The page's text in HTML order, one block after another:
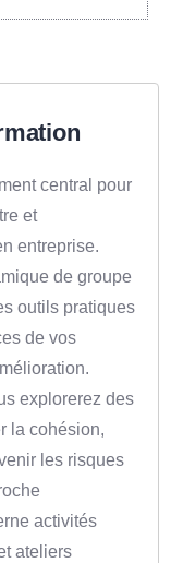
central pour
et
entreprise.
de groupe
outils pratiques
de vos
explorerez des
la cohésion,
les risques
activités
ateliers